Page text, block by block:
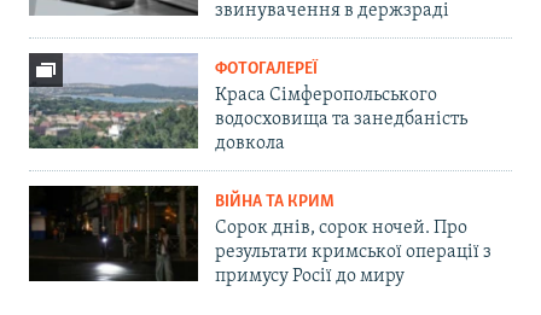
звинувачення в держзраді
ФОТОГАЛЕРЕЇ
Краса Сімферопольського
водосховища та занедбаність
довкола
ВІЙНА ТА КРИМ
Сорок днів, сорок ночей. Про
результати кримської операції з
примусу Росії до миру